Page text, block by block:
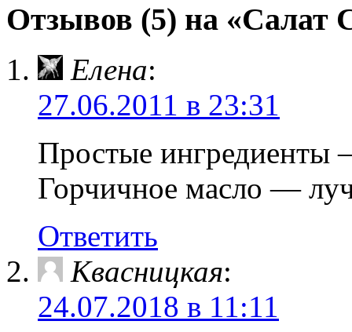
Отзывов (5) на «Салат
Елена:
27.06.2011 в 23:31
Простые ингредиенты
Горчичное масло —
Ответить
Квасницкая:
24.07.2018 в 11:11